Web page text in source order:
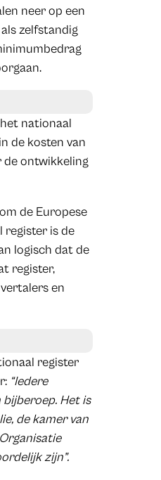
neer op een
zelfstandig
nationaal
de kosten van
de ontwikkeling
de Europese
register is de
logisch dat de
register,
en
register
“Iedere
Het is
de kamer van
zijn”.